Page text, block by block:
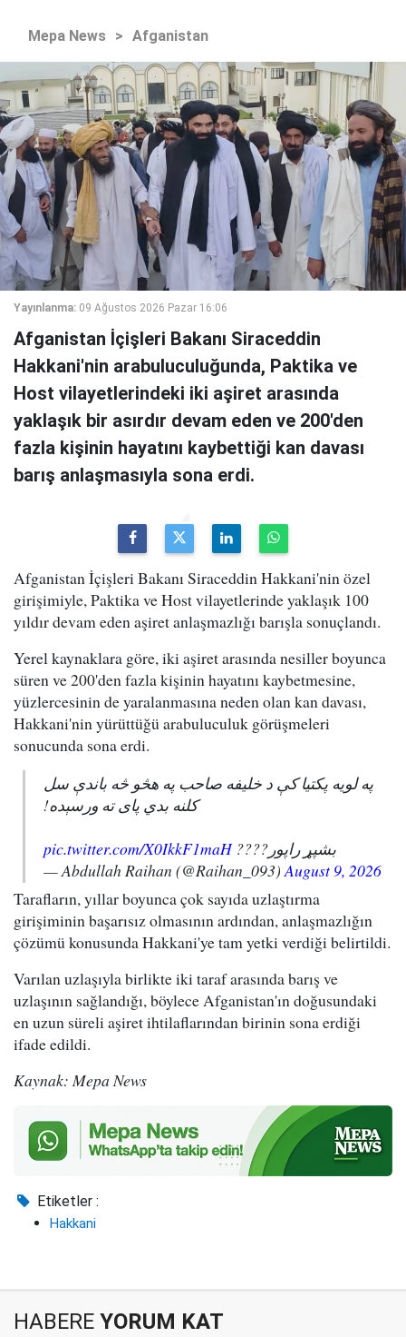
Mepa News > Afganistan
Yayınlanma: 09 Ağustos 2026 Pazar 16:06
Afganistan İçişleri Bakanı Siraceddin
Hakkani'nin arabuluculuğunda, Paktika ve
Host vilayetlerindeki iki aşiret arasında
yaklaşık bir asırdır devam eden ve 200'den
fazla kişinin hayatını kaybettiği kan davası
barış anlaşmasıyla sona erdi.
Afganistan İçişleri Bakanı Siraceddin Hakkani'nin özel
girişimiyle, Paktika ve Host vilayetlerinde yaklaşık 100
yıldır devam eden aşiret anlaşmazlığı barışla sonuçlandı.
Yerel kaynaklara göre, iki aşiret arasında nesiller boyunca
süren ve 200'den fazla kişinin hayatını kaybetmesine,
yüzlercesinin de yaralanmasına neden olan kan davası,
Hakkani'nin yürüttüğü arabuluculuk görüşmeleri
sonucunda sona erdi.
په لویه پکتیا کې د خلیفه صاحب په هڅو څه باندې سل
کلنه بدي پای ته ورسېده!
بشپړ راپور????pic.twitter.com/X0IkkF1maH
— Abdullah Raihan (@Raihan_093)August 9, 2026
Tarafların, yıllar boyunca çok sayıda uzlaştırma
girişiminin başarısız olmasının ardından, anlaşmazlığın
çözümü konusunda Hakkani'ye tam yetki verdiği belirtildi.
Varılan uzlaşıyla birlikte iki taraf arasında barış ve
uzlaşının sağlandığı, böylece Afganistan'ın doğusundaki
en uzun süreli aşiret ihtilaflarından birinin sona erdiği
ifade edildi.
Kaynak: Mepa News
Etiketler :
Hakkani
HABERE YORUM KAT